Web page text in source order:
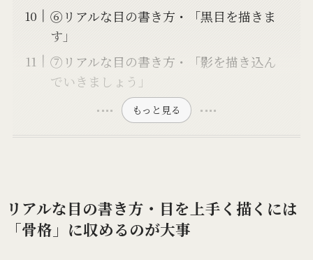
⑥リアルな目の書き方・「黒目を描きま
す」
⑦リアルな目の書き方・「影を描き込ん
でいきましょう」
もっと見る
リアルな目の書き方・目を上手く描くには
「骨格」に収めるのが大事